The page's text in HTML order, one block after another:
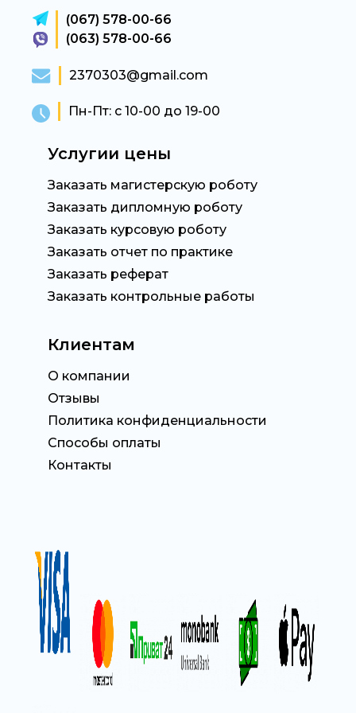
(067) 578-00-66
(063) 578-00-66
2370303@gmail.com
Пн-Пт: с 10-00 до 19-00
Услугии цены
Заказать магистерскую роботу
Заказать дипломную роботу
Заказать курсовую роботу
Заказать отчет по практике
Заказать реферат
Заказать контрольные работы
Клиентам
О компании
Отзывы
Политика конфиденциальности
Способы оплаты
Контакты